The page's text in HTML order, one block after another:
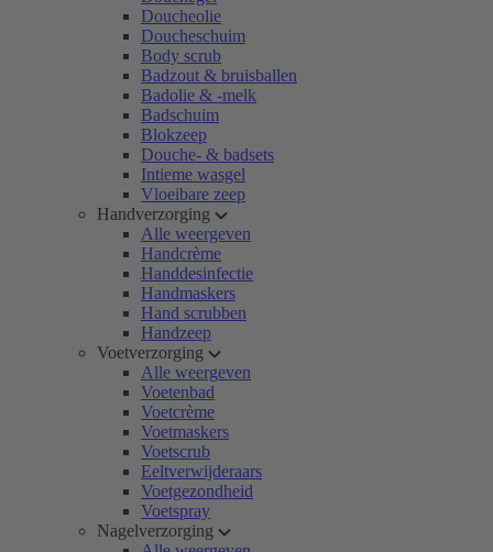
Doucheolie
Doucheschuim
Body scrub
Badzout & bruisballen
Badolie & -melk
Badschuim
Blokzeep
Douche- & badsets
Intieme wasgel
Vloeibare zeep
Handverzorging
Alle weergeven
Handcrème
Handdesinfectie
Handmaskers
Hand scrubben
Handzeep
Voetverzorging
Alle weergeven
Voetenbad
Voetcrème
Voetmaskers
Voetscrub
Eeltverwijderaars
Voetgezondheid
Voetspray
Nagelverzorging